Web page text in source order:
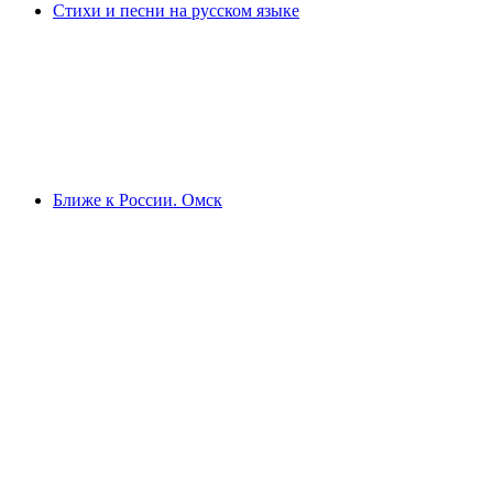
Стихи и песни на русском языке
Ближе к России. Омск